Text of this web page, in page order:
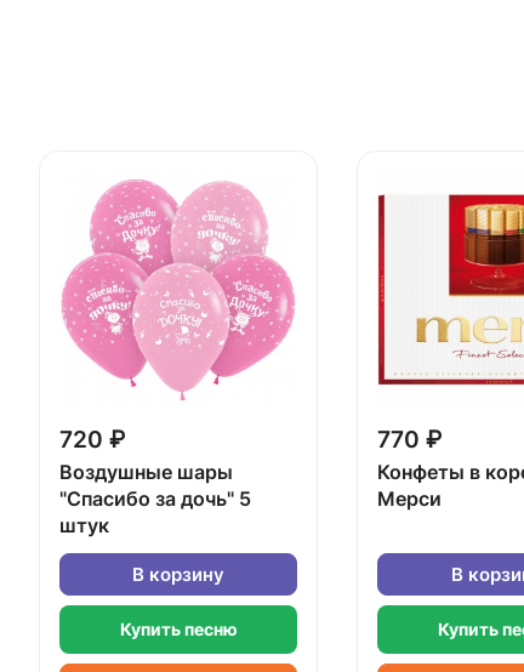
720 ₽
Воздушные шары
"Спасибо за дочь" 5
штук
В корзину
Купить песню
770 ₽
Конфеты в
Мерси
В
Купить